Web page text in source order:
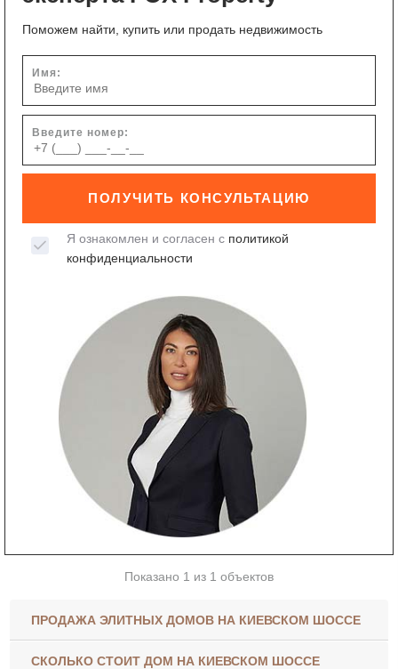
Поможем найти, купить или продать недвижимость
Имя:
Введите номер:
ПОЛУЧИТЬ КОНСУЛЬТАЦИЮ
Я ознакомлен и согласен с политикой
конфиденциальности
Показано 1 из 1 объектов
ПРОДАЖА ЭЛИТНЫХ ДОМОВ НА КИЕВСКОМ ШОССЕ
СКОЛЬКО СТОИТ ДОМ НА КИЕВСКОМ ШОССЕ